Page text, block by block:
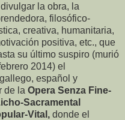
la obra, la
filosófico-
creativa, humanitaria,
positiva, etc., que
su último suspiro (murió
2014) el
español y
de la Opera Senza Fine-
Sacramental
Vital, donde el